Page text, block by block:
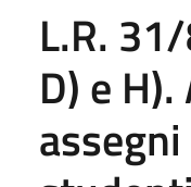
L.R.
D) e